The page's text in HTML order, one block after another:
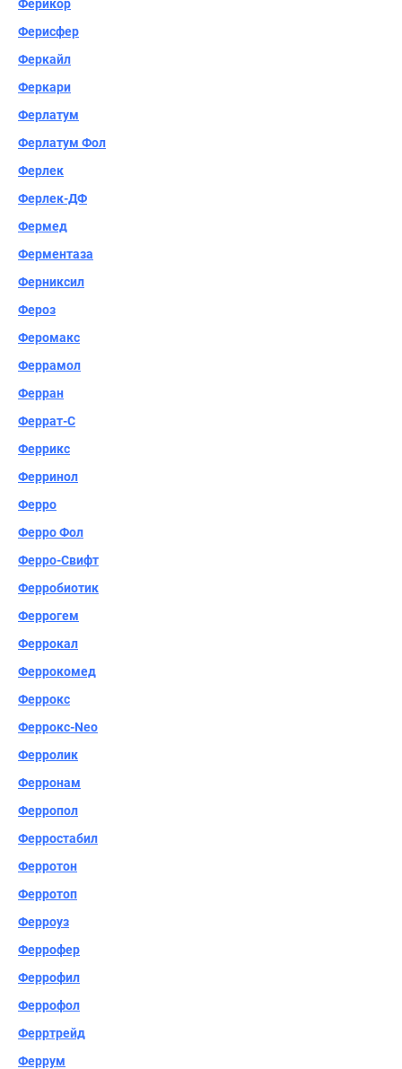
Ферикор
Ферисфер
Феркайл
Феркари
Ферлатум
Ферлатум Фол
Ферлек
Ферлек-ДФ
Фермед
Ферментаза
Ферниксил
Фероз
Феромакс
Феррамол
Ферран
Феррат-С
Феррикс
Ферринол
Ферро
Ферро Фол
Ферро-Свифт
Ферробиотик
Феррогем
Феррокал
Феррокомед
Феррокс
Феррокс-Neo
Ферролик
Ферронам
Ферропол
Ферростабил
Ферротон
Ферротоп
Ферроуз
Феррофер
Феррофил
Феррофол
Ферртрейд
Феррум